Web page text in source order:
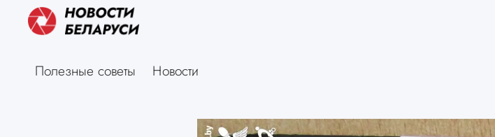
Полезные советы Новости